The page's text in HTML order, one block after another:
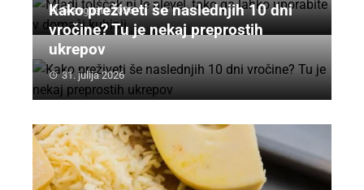
5. avgusta 2026
Kako preživeti še naslednjih 10 dni
vročine? Tu je nekaj preprostih
ukrepov
31. julija 2026